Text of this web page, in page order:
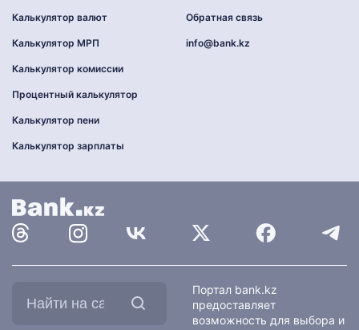
Калькулятор валют
Калькулятор МРП
Калькулятор комиссии
Процентный калькулятор
Калькулятор пени
Калькулятор зарплаты
Обратная связь
info@bank.kz
Портал bank.kz
предоставляет
возможность для выбора и